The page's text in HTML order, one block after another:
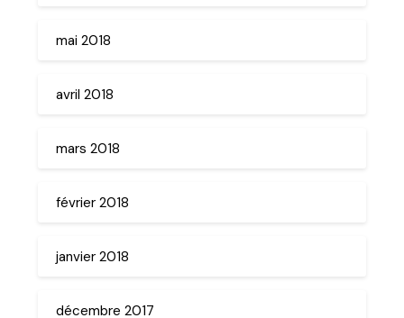
mai 2018
avril 2018
mars 2018
février 2018
janvier 2018
décembre 2017